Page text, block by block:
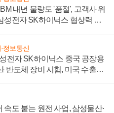
내년 물량도 '품절', 고객사 위
성전자 SK하이닉스 협상력 더
정보통신
전자 SK하이닉스 중국 공장용
반도체 장비 시험, 미국 수출통
속도 붙는 원전 사업, 삼성물산·